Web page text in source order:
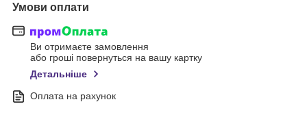
Умови оплати
Ви отримаєте замовлення
або гроші повернуться на вашу картку
Детальніше
Оплата на рахунок